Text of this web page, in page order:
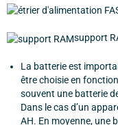
support
La batterie est
être choisie en
souvent une batterie
Dans le cas d’un
AH. En moyenne, une